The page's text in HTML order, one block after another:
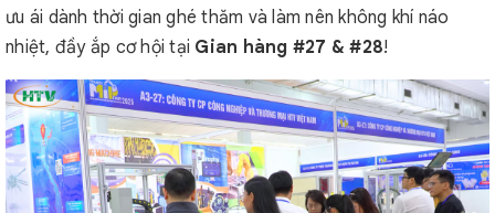
ưu ái dành thời gian ghé thăm và làm nên không khí náo
nhiệt, đầy ắp cơ hội tại Gian hàng #27 & #28!